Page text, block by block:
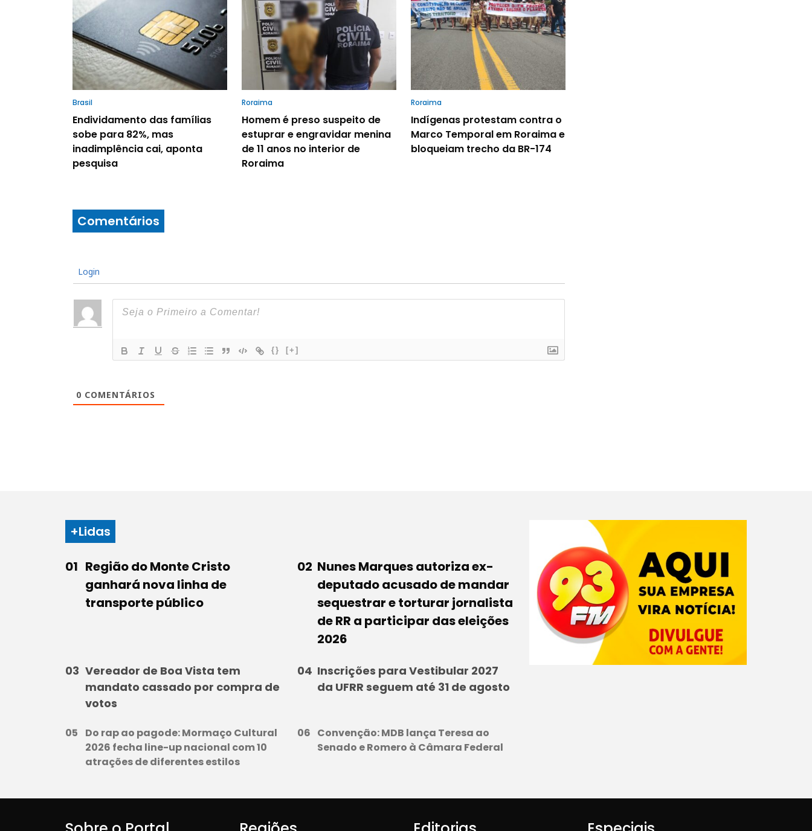
Brasil
Endividamento das famílias
sobe para 82%, mas
inadimplência cai, aponta
pesquisa
Roraima
Homem é preso suspeito de
estuprar e engravidar menina
de 11 anos no interior de
Roraima
Roraima
Indígenas protestam contra o
Marco Temporal em Roraima e
bloqueiam trecho da BR-174
Comentários
Login
{} [+]
0 COMENTÁRIOS
+Lidas
Região do Monte Cristo
ganhará nova linha de
transporte público
Nunes Marques autoriza ex-
deputado acusado de mandar
sequestrar e torturar jornalista
de RR a participar das eleições
2026
Vereador de Boa Vista tem
mandato cassado por compra de
votos
Inscrições para Vestibular 2027
da UFRR seguem até 31 de agosto
Do rap ao pagode: Mormaço Cultural
2026 fecha line-up nacional com 10
atrações de diferentes estilos
Convenção: MDB lança Teresa ao
Senado e Romero à Câmara Federal